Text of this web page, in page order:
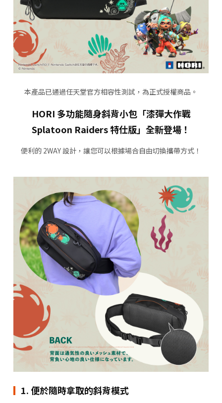
本產品已通過任天堂官方相容性測試，為正式授權商品。
HORI 多功能隨身斜背小包「漆彈大作戰
Splatoon Raiders 特仕版」全新登場！
便利的 2WAY 設計，讓您可以根據場合自由切換攜帶方式！
1. 便於隨時拿取的斜背模式